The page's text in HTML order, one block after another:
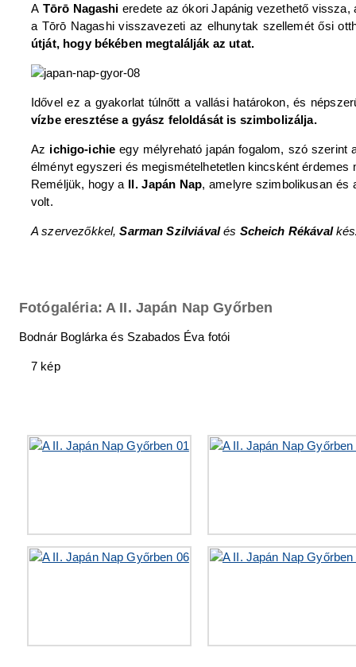
A Tōrō Nagashieredete az ókori Japánig vezethető vissza,
a Tōrō Nagashi visszavezeti az elhunytak szellemét ősi
útját, hogy békében megtalálják az utat.
Idővel ez a gyakorlat túlnőtt a vallási határokon, és
vízbe eresztése a gyász feloldását is szimbolizálja.
Az ichigo-ichie egy mélyreható japán fogalom, szó szerint
élményt egyszeri és megismételhetetlen kincsként
Reméljük, hogy a II. Japán Nap, amelyre szimbolikusan és
volt.
A szervezőkkel,Sarman Szilviávalés Scheich Rékával
Fotógaléria: A II. Japán Nap Győrben
Bodnár Boglárka és Szabados Éva fotói
7 kép